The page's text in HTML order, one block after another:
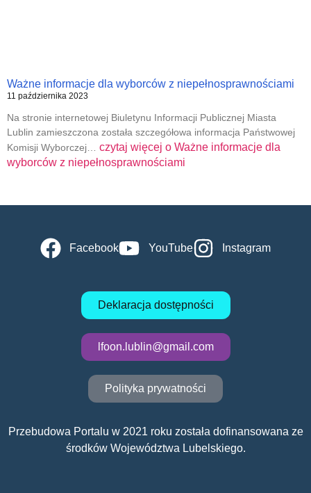
Ważne informacje dla wyborców z niepełnosprawnościami
11 października 2023
Na stronie internetowej Biuletynu Informacji Publicznej Miasta
Lublin zamieszczona została szczegółowa informacja Państwowej
Komisji Wyborczej… czytaj więcej o Ważne informacje dla
wyborców z niepełnosprawnościami
Facebook YouTube Instagram
Deklaracja dostępności
lfoon.lublin@gmail.com
Polityka prywatności
Przebudowa Portalu w 2021 roku została dofinansowana ze
środków Województwa Lubelskiego.